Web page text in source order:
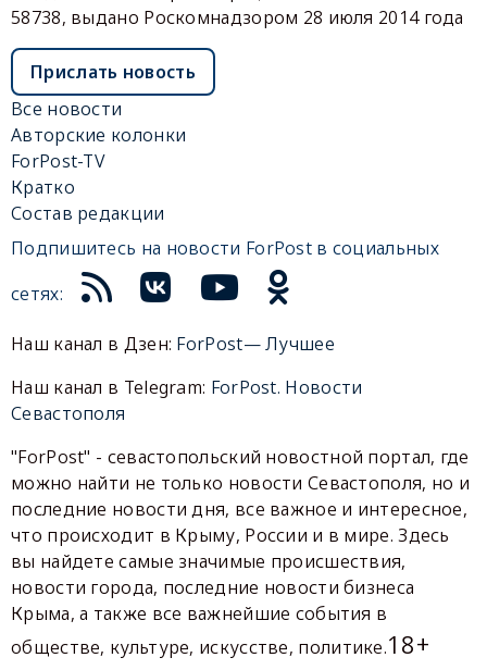
58738, выдано Роскомнадзором 28 июля 2014 года
Прислать новость
Все новости
Авторские колонки
ForPost-TV
Кратко
Состав редакции
Подпишитесь на новости ForPost в социальных
сетях:
Наш канал в Дзен: ForPost— Лучшее
Наш канал в Telegram: ForPost. Новости
Севастополя
"ForPost" - севастопольский новостной портал, где
можно найти не только новости Севастополя, но и
последние новости дня, все важное и интересное,
что происходит в Крыму, России и в мире. Здесь
вы найдете самые значимые происшествия,
новости города, последние новости бизнеса
Крыма, а также все важнейшие события в
обществе, культуре, искусстве, политике.18+